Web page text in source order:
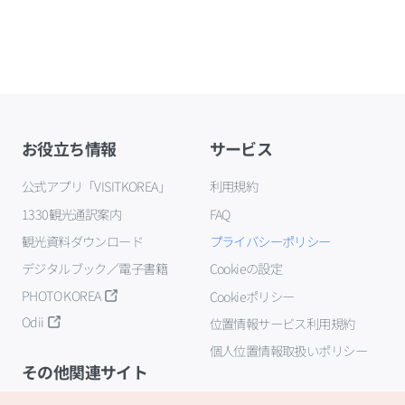
お役立ち情報
公式アプリ「VISITKOREA」
1330観光通訳案内
観光資料ダウンロード
デジタルブック／電子書籍
PHOTO KOREA
Odii
サービス
利用規約
FAQ
プライバシーポリシー
Cookieの設定
Cookieポリシー
位置情報サービス利用規約
個人位置情報取扱いポリシー
その他関連サイト